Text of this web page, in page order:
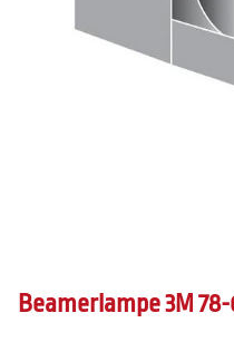
Beamerlampe 3M